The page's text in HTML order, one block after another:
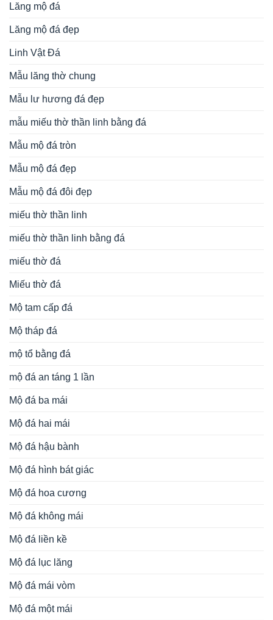
Lăng mộ đá
Lăng mộ đá đẹp
Linh Vật Đá
Mẫu lăng thờ chung
Mẫu lư hương đá đẹp
mẫu miếu thờ thần linh bằng đá
Mẫu mộ đá tròn
Mẫu mộ đá đẹp
Mẫu mộ đá đôi đẹp
miếu thờ thần linh
miếu thờ thần linh bằng đá
miếu thờ đá
Miếu thờ đá
Mộ tam cấp đá
Mộ tháp đá
mộ tổ bằng đá
mộ đá an táng 1 lần
Mộ đá ba mái
Mộ đá hai mái
Mộ đá hậu bành
Mộ đá hình bát giác
Mộ đá hoa cương
Mộ đá không mái
Mộ đá liền kề
Mộ đá lục lăng
Mộ đá mái vòm
Mộ đá một mái